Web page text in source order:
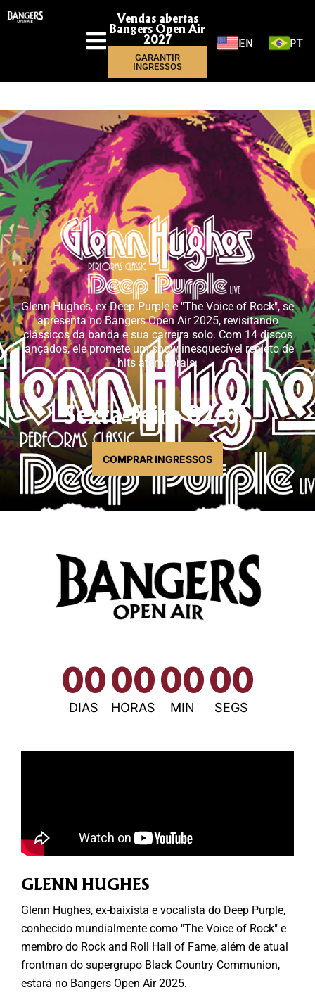
Vendas abertas
Bangers Open Air
2027
GARANTIR
INGRESSOS
EN PT
Glenn Hughes, ex-Deep Purple e "The Voice of Rock", se
apresenta no Bangers Open Air 2025, revisitando
clássicos da banda e sua carreira solo. Com 14 discos
lançados, ele promete um show inesquecível repleto de
hits atemporais.
Sexta-feira 02/05
COMPRAR INGRESSOS
00
DIAS
00
HORAS
00
MIN
00
SEGS
GLENN HUGHES
Glenn Hughes, ex-baixista e vocalista do Deep Purple,
conhecido mundialmente como "The Voice of Rock" e
membro do Rock and Roll Hall of Fame, além de atual
frontman do supergrupo Black Country Communion,
estará no Bangers Open Air 2025.